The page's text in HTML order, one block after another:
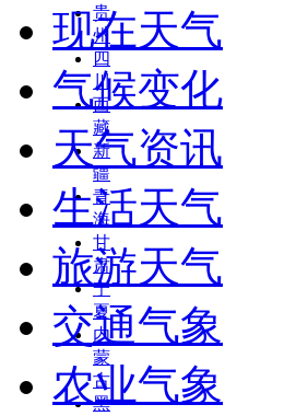
贵
州
四
川
西
藏
新
疆
青
海
甘
肃
宁
夏
内
蒙
古
黑
现在天气
气候变化
天气资讯
生活天气
旅游天气
交通气象
农业气象